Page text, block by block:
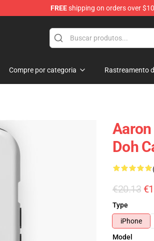
FREEshipping on orders over
Compre por categoria Rastreamento
Aaron
Doh
€20.13
Type
iPhone
Model